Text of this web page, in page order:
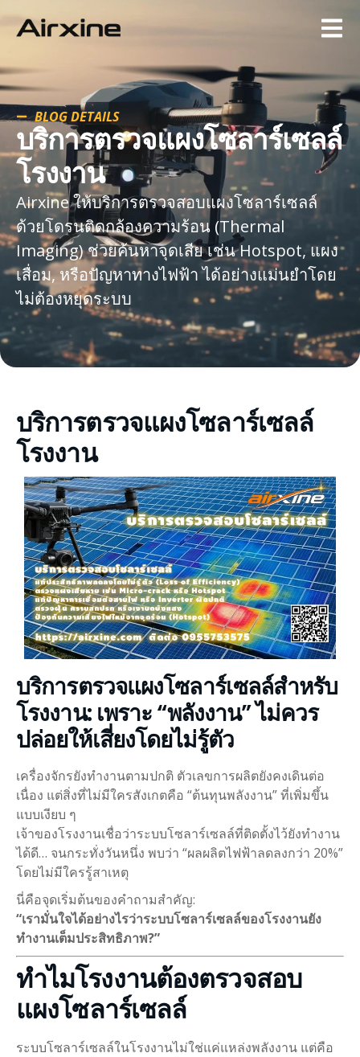
BLOG DETAILS
บริการตรวจแผงโซลาร์เซลล์
โรงงาน
Airxine ให้บริการตรวจสอบแผงโซลาร์เซลล์
ด้วยโดรนติดกล้องความร้อน (Thermal
Imaging) ช่วยค้นหาจุดเสีย เช่น Hotspot, แผง
เสื่อม, หรือปัญหาทางไฟฟ้า ได้อย่างแม่นยำโดย
ไม่ต้องหยุดระบบ
บริการตรวจแผงโซลาร์เซลล์
โรงงาน
บริการตรวจแผงโซลาร์เซลล์สำหรับ
โรงงาน: เพราะ “พลังงาน” ไม่ควร
ปล่อยให้เสี่ยงโดยไม่รู้ตัว
เครื่องจักรยังทำงานตามปกติ ตัวเลขการผลิตยังคงเดินต่อ
เนื่อง แต่สิ่งที่ไม่มีใครสังเกตคือ “ต้นทุนพลังงาน” ที่เพิ่มขึ้น
แบบเงียบ ๆ
เจ้าของโรงงานเชื่อว่าระบบโซลาร์เซลล์ที่ติดตั้งไว้ยังทำงาน
ได้ดี… จนกระทั่งวันหนึ่ง พบว่า “ผลผลิตไฟฟ้าลดลงกว่า 20%”
โดยไม่มีใครรู้สาเหตุ
นี่คือจุดเริ่มต้นของคำถามสำคัญ:
“เรามั่นใจได้อย่างไรว่าระบบโซลาร์เซลล์ของโรงงานยัง
ทำงานเต็มประสิทธิภาพ?”
ทำไมโรงงานต้องตรวจสอบ
แผงโซลาร์เซลล์
ระบบโซลาร์เซลล์ในโรงงานไม่ใช่แค่แหล่งพลังงาน แต่คือ